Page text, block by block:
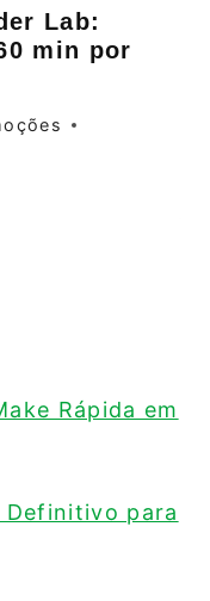
Lab:
min por
Rápida em
Definitivo para